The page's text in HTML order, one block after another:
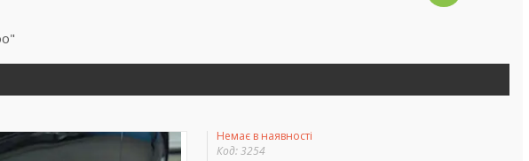
Немає в наявності
Код:3254